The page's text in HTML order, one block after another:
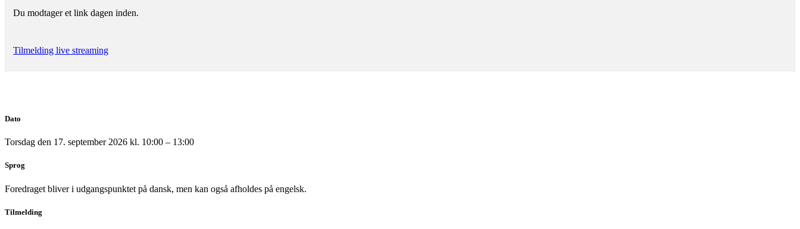
Du modtager et link dagen inden.
Tilmelding live streaming
Dato
Torsdag den 17. september 2026 kl. 10:00 – 13:00
Sprog
Foredraget bliver i udgangspunktet på dansk, men kan også afholdes på engelsk.
Tilmelding